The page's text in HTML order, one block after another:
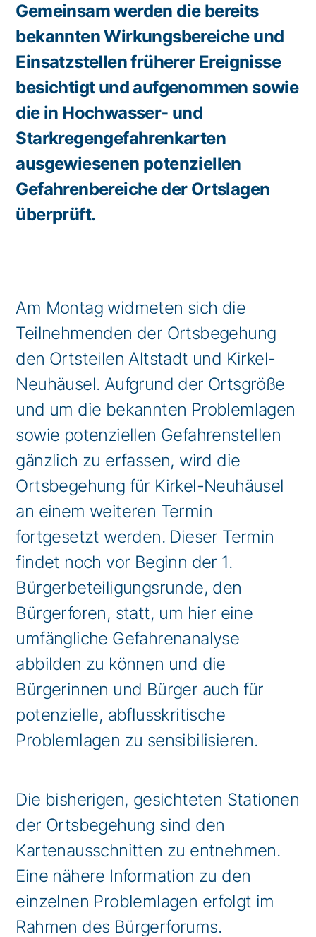
Gemeinsam werden die bereits
bekannten Wirkungsbereiche und
Einsatzstellen früherer Ereignisse
besichtigt und aufgenommen sowie
die in Hochwasser- und
Starkregengefahrenkarten
ausgewiesenen potenziellen
Gefahrenbereiche der Ortslagen
überprüft.
Am Montag widmeten sich die
Teilnehmenden der Ortsbegehung
den Ortsteilen Altstadt und Kirkel-
Neuhäusel. Aufgrund der Ortsgröße
und um die bekannten Problemlagen
sowie potenziellen Gefahrenstellen
gänzlich zu erfassen, wird die
Ortsbegehung für Kirkel-Neuhäusel
an einem weiteren Termin
fortgesetzt werden. Dieser Termin
findet noch vor Beginn der 1.
Bürgerbeteiligungsrunde, den
Bürgerforen, statt, um hier eine
umfängliche Gefahrenanalyse
abbilden zu können und die
Bürgerinnen und Bürger auch für
potenzielle, abflusskritische
Problemlagen zu sensibilisieren.
Die bisherigen, gesichteten Stationen
der Ortsbegehung sind den
Kartenausschnitten zu entnehmen.
Eine nähere Information zu den
einzelnen Problemlagen erfolgt im
Rahmen des Bürgerforums.